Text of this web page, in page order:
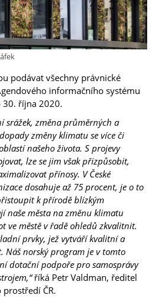
podávat všechny právnické
informačního systému
30. října 2020.
srážek, změna průměrných a
změny klimatu se více či
našeho života. S projevy
lze se jim však přizpůsobit,
přínosy. V České
dosahuje až 75 procent, je o to
k přírodě blízkým
naše města na změnu klimatu
ve městě v řadě ohledů zkvalitnit.
prvky, jež vytváří kvalitní a
Náš norský program je v tomto
dotační podpoře pro samosprávy
říká Petr Valdman, ředitel
ČR.